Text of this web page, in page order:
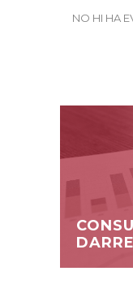
NO HI HA